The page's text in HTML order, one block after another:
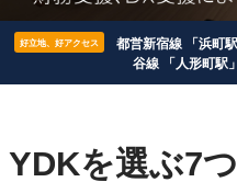
好立地、好アクセス
都営新宿線 「浜町
谷線 「人形町駅
YDKを選ぶ7